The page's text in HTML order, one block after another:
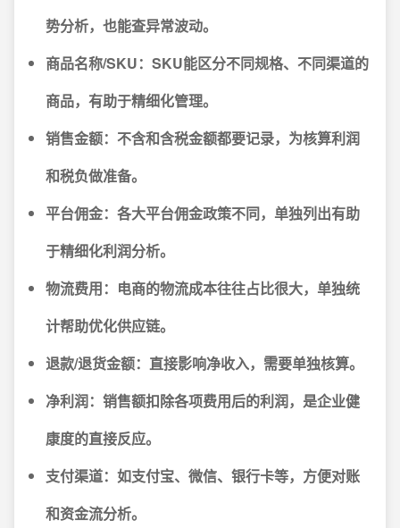
势分析，也能查异常波动。
商品名称/SKU：SKU能区分不同规格、不同渠道的
商品，有助于精细化管理。
销售金额：不含和含税金额都要记录，为核算利润
和税负做准备。
平台佣金：各大平台佣金政策不同，单独列出有助
于精细化利润分析。
物流费用：电商的物流成本往往占比很大，单独统
计帮助优化供应链。
退款/退货金额：直接影响净收入，需要单独核算。
净利润：销售额扣除各项费用后的利润，是企业健
康度的直接反应。
支付渠道：如支付宝、微信、银行卡等，方便对账
和资金流分析。